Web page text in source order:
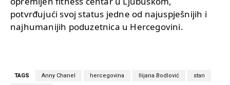
potvrđujući svoj status jedne od najuspješnijih i
najhumanijih poduzetnica u Hercegovini.
TAGS Anny Chanel hercegovina Ilijana Bodlović stan